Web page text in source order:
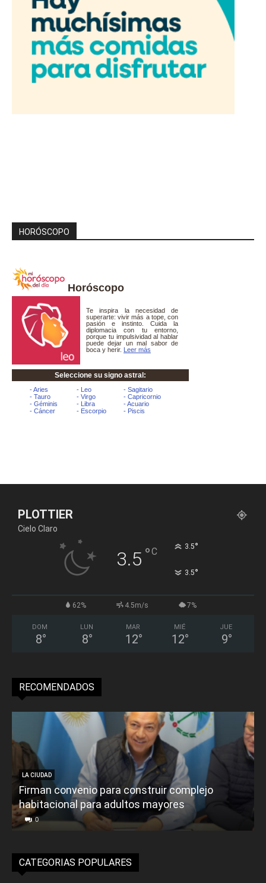
HORÓSCOPO
Horóscopo
PLOTTIER
Cielo Claro
3.5 °C 3.5°
3.5°
62% 4.5m/s 7%
DOM
8°
LUN
8°
MAR
12°
MIÉ
12°
JUE
9°
RECOMENDADOS
LA CIUDAD
Firman convenio para construir complejo
habitacional para adultos mayores
0
CATEGORIAS POPULARES